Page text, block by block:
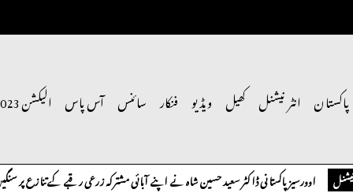
پاکستان انٹر نیشنل کھیل ویڈیو فنکار سائنس آس پاس الیکشن 2023
اوورسیز پاکستانی ڈاکٹر سعید حسین شاہ نے اپنے آبائی مشترکہ زرعی رقبے کے تنازع پر